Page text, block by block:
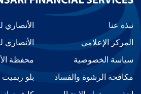
نبذة عنا
المركز الإعلامي
سياسة الخصوصية
مكافحة الرشوة والفساد
الأنصاري
محفظة
بلو ريميت